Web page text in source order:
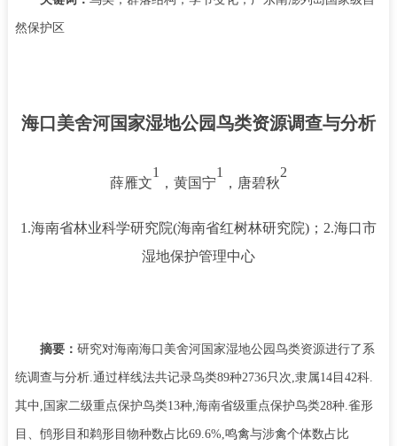
然保护区
海口美舍河国家湿地公园鸟类资源调查与分析
薛雁文
1
，黄国宁
1
，唐碧秋
2
1.海南省林业科学研究院(海南省红树林研究院)； 2.海口市
湿地保护管理中心
摘要： 研究对海南海口美舍河国家湿地公园鸟类资源进行了系
统调查与分析.通过样线法共记录鸟类89种2736只次,隶属14目 42科.
其中 , 国家二级重点保护鸟类13种,海南省级重点保护鸟类28种.雀形
目、鸻形目和鹈形目物种数占比69.6%,鸣禽与涉禽个体数占比